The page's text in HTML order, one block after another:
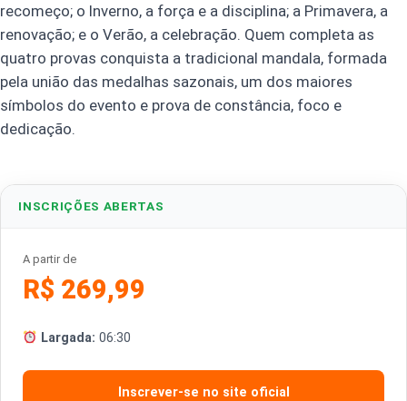
recomeço; o Inverno, a força e a disciplina; a Primavera, a
renovação; e o Verão, a celebração. Quem completa as
quatro provas conquista a tradicional mandala, formada
pela união das medalhas sazonais, um dos maiores
símbolos do evento e prova de constância, foco e
dedicação.
INSCRIÇÕES ABERTAS
A partir de
R$ 269,99
Largada: 06:30
Inscrever-se no site oficial